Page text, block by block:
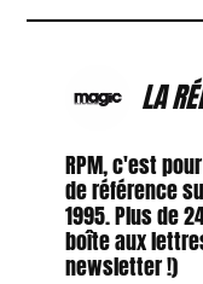
LA
RPM, c'est
de référence
1995. Plus de
boîte aux
newsletter !)